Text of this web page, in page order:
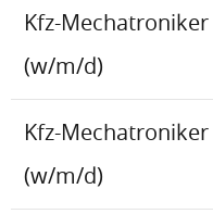
Kfz-
(w/m/d)
Kfz-
(w/m/d)